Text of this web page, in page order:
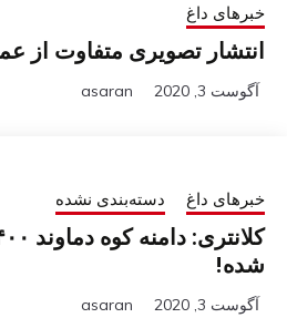
خبرهای داغ
انتشار تصویری متفاوت از
آگوست 3, 2020 asaran
خبرهای داغ دسته‌بندی نشده
شده!
آگوست 3, 2020 asaran